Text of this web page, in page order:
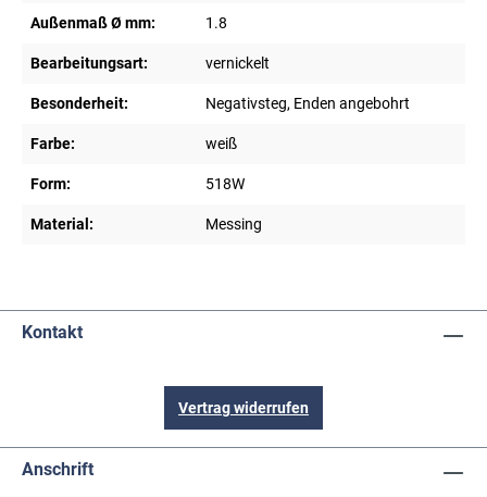
Außenmaß Ø mm: 1.8
Bearbeitungsart: vernickelt
Besonderheit: Negativsteg, Enden angebohrt
Farbe: weiß
Form: 518W
Material: Messing
Kontakt
Vertrag widerrufen
Anschrift